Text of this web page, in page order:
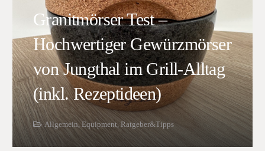
Granitmörser Test –
Hochwertiger Gewürzmörser
von Jungthal im Grill-Alltag
(inkl. Rezeptideen)
Allgemein,Equipment,Ratgeber&Tipps